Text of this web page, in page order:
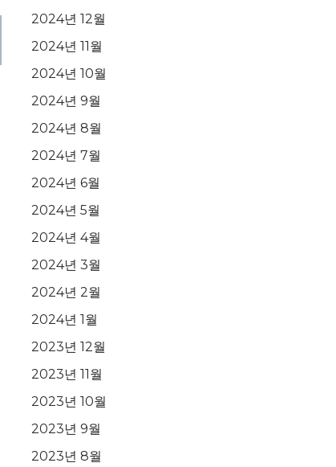
2024년 12월
2024년 11월
2024년 10월
2024년 9월
2024년 8월
2024년 7월
2024년 6월
2024년 5월
2024년 4월
2024년 3월
2024년 2월
2024년 1월
2023년 12월
2023년 11월
2023년 10월
2023년 9월
2023년 8월